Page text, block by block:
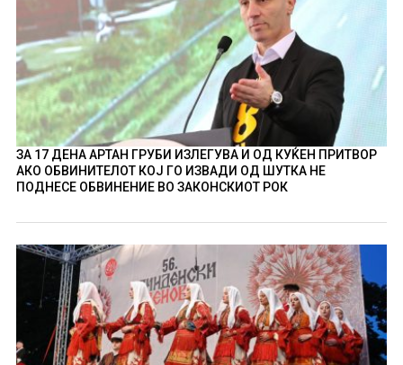
ЗА 17 ДЕНА АРТАН ГРУБИ ИЗЛЕГУВА И ОД КУЌЕН ПРИТВОР
АКО ОБВИНИТЕЛОТ КОЈ ГО ИЗВАДИ ОД ШУТКА НЕ
ПОДНЕСЕ ОБВИНЕНИЕ ВО ЗАКОНСКИОТ РОК